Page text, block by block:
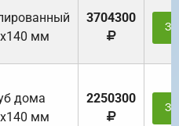
мм
3704300
дома
мм
2250300